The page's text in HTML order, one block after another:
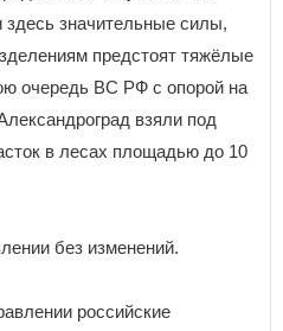
здесь значительные силы,
предстоят тяжёлые
очередь ВС РФ с опорой на
взяли под
в лесах площадью до 10
без изменений.
российские